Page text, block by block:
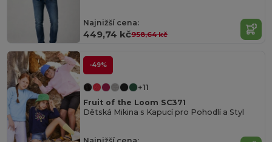
Najnižší cena:
449,74 kč958,64 kč
-49%
+11
Fruit of the Loom SC371
Dětská Mikina s Kapucí pro Pohodlí a Styl